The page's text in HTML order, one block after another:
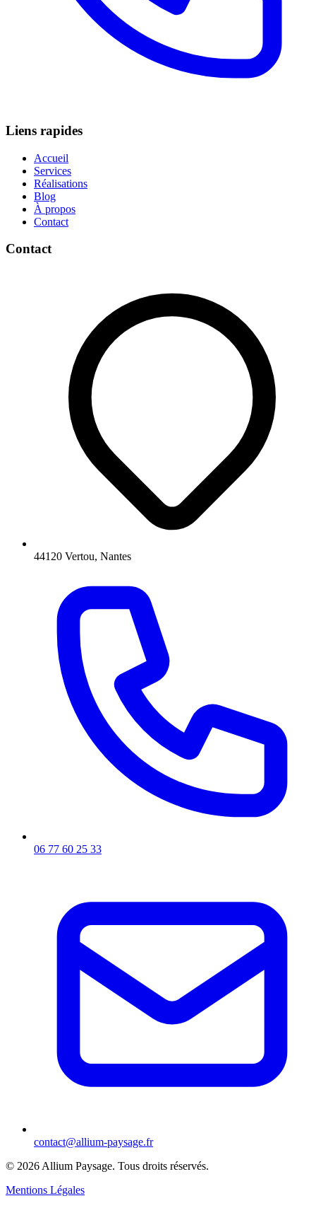
Liens rapides
Accueil
Services
Réalisations
Blog
À propos
Contact
Contact
44120 Vertou, Nantes
06 77 60 25 33
contact@allium-paysage.fr
© 2026 Allium Paysage. Tous droits réservés.
Mentions Légales